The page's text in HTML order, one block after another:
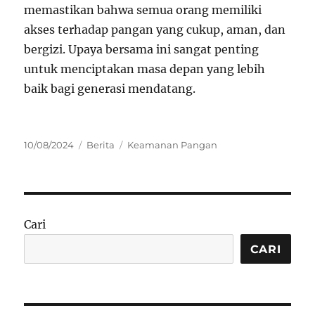
memastikan bahwa semua orang memiliki
akses terhadap pangan yang cukup, aman, dan
bergizi. Upaya bersama ini sangat penting
untuk menciptakan masa depan yang lebih
baik bagi generasi mendatang.
Posted
10/08/2024 Categories
Berita Tags
Keamanan Pangan
Cari
CARI